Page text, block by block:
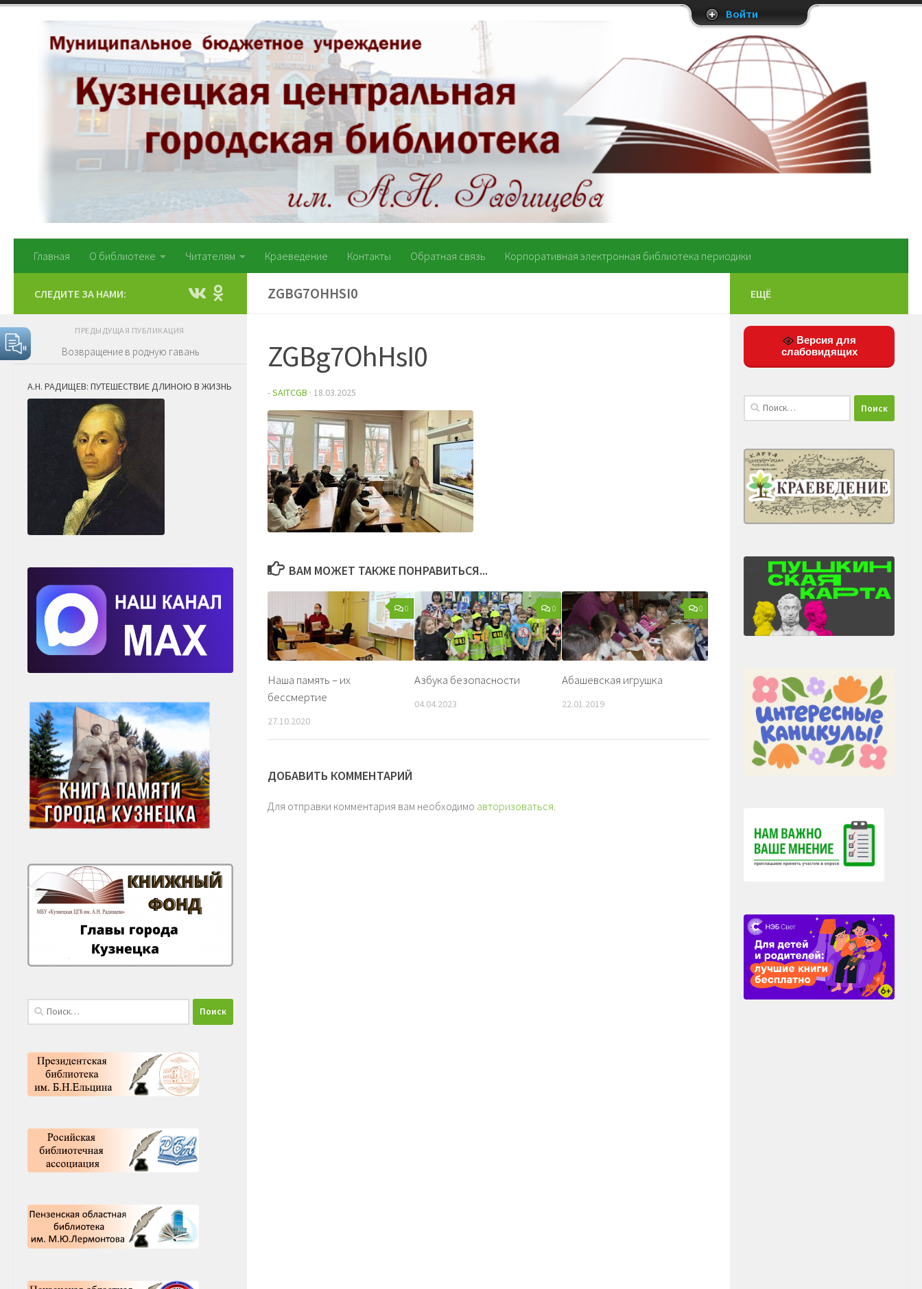
Перейти к содержимому
Главная О библиотеке Читателям Краеведение Контакты Обратная связь Корпоративная электронная библиотека периодики
ZGBG7OHHSI0
ZGBg7OhHsI0
-SAITCGB · 18.03.2025
ВАМ МОЖЕТ ТАКЖЕ ПОНРАВИТЬСЯ...
0
Наша память – их
бессмертие
27.10.2020
0
Азбука безопасности
04.04.2023
0
Абашевская игрушка
22.01.2019
ДОБАВИТЬ КОММЕНТАРИЙ
Для отправки комментария вам необходимо авторизоваться.
СЛЕДИТЕ ЗА НАМИ:
ПРЕДЫДУЩАЯ ПУБЛИКАЦИЯ
Возвращение в родную гавань
А.Н. РАДИЩЕВ: ПУТЕШЕСТВИЕ ДЛИНОЮ В ЖИЗНЬ
Найти:
ЕЩЁ
Версия для
слабовидящих
Найти:
Войти